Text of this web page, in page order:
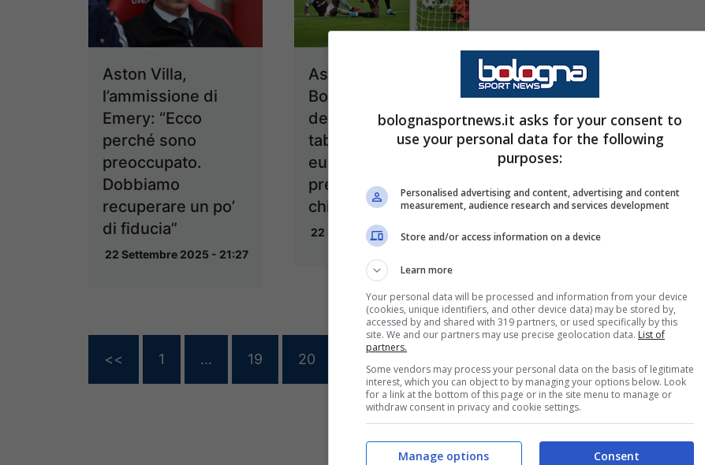
Aston Villa,
l’ammissione di
Emery: “Ecco
perché sono
preoccupato.
Dobbiamo
recuperare un po’
di fiducia”
22 Settembre 2025 - 21:27
Aston Villa-
Bologna: i rossoblù
devono sfatare il
tabù trasferte
europee. I
precedenti parlano
chiaro
22 Settembre 2025 - 14:58
<< 1 … 19 20
bolognasportnews.it asks for your consent to
use your personal data for the following
purposes:
Personalised advertising and content, advertising and content
measurement, audience research and services development
Store and/or access information on a device
Learn more
Your personal data will be processed and information from your device
(cookies, unique identifiers, and other device data) may be stored by,
accessed by and shared with 319 partners, or used specifically by this
site. We and our partners may use precise geolocation data. List of
partners.
Some vendors may process your personal data on the basis of legitimate
interest, which you can object to by managing your options below. Look
for a link at the bottom of this page or in the site menu to manage or
withdraw consent in privacy and cookie settings.
Consent
Manage options